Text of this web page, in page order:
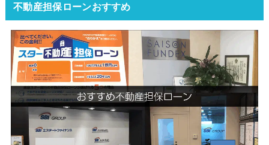
不動産担保ローンおすすめ